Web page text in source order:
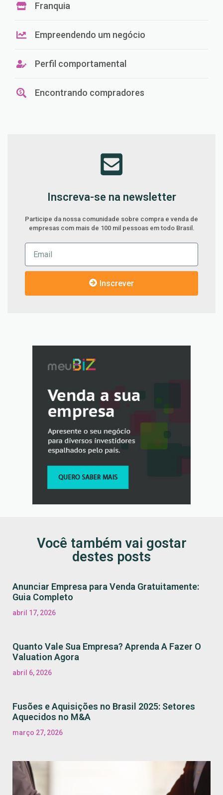
Franquia
Empreendendo um negócio
Perfil comportamental
Encontrando compradores
Inscreva-se na newsletter
Participe da nossa comunidade sobre compra e venda de
empresas com mais de 100 mil pessoas em todo Brasil.
Inscrever
Você também vai gostar
destes posts
Anunciar Empresa para Venda Gratuitamente:
Guia Completo
abril 17, 2026
Quanto Vale Sua Empresa? Aprenda A Fazer O
Valuation Agora
abril 6, 2026
Fusões e Aquisições no Brasil 2025: Setores
Aquecidos no M&A
março 27, 2026